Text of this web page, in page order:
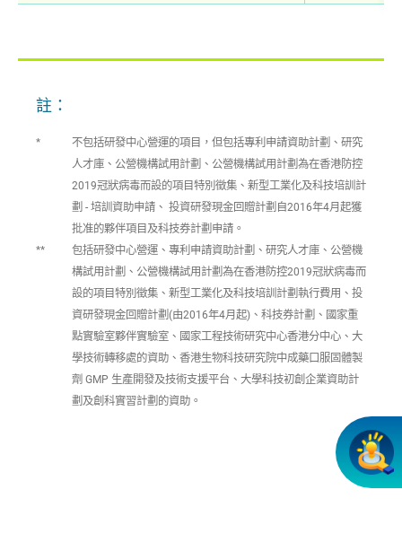
註：
*
不包括研發中心營運的項目，但包括專利申請資助計劃、研究
人才庫、公營機構試用計劃、公營機構試用計劃為在香港防控
2019冠狀病毒而設的項目特別徵集、新型工業化及科技培訓計
劃 - 培訓資助申請、 投資研發現金回贈計劃自2016年4月起獲
批准的夥伴項目及科技券計劃申請。
**
包括研發中心營運、專利申請資助計劃、研究人才庫、公營機
構試用計劃、公營機構試用計劃為在香港防控2019冠狀病毒而
設的項目特別徵集、新型工業化及科技培訓計劃執行費用、投
資研發現金回贈計劃(由2016年4月起)、科技券計劃、國家重
點實驗室夥伴實驗室、國家工程技術研究中心香港分中心、大
學技術轉移處的資助、香港生物科技研究院中成藥口服固體製
劑 GMP 生產開發及技術支援平台、大學科技初創企業資助計
劃及創科實習計劃的資助。